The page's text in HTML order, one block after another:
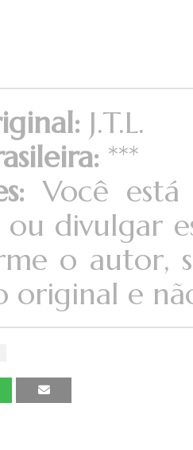
J.T.L.
***
Você
divulgar
o autor,
original e